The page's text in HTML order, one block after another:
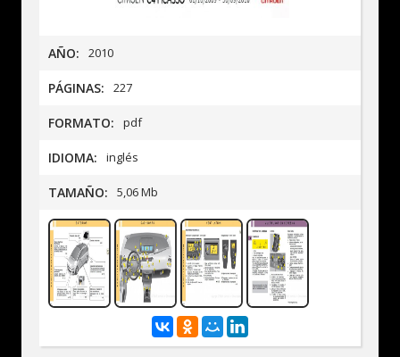
AÑO: 2010
PÁGINAS: 227
FORMATO: pdf
IDIOMA: inglés
TAMAÑO: 5,06 Mb